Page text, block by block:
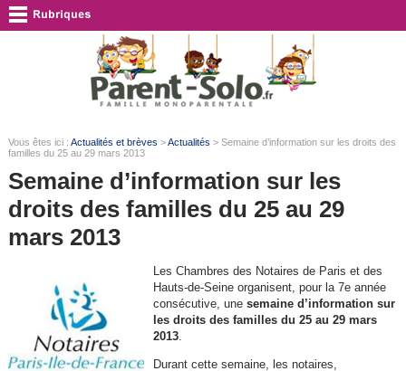
Vous êtes ici : Actualités et brèves >Actualités > Semaine d’information sur les droits des
familles du 25 au 29 mars 2013
Semaine d’information sur les
droits des familles du 25 au 29
mars 2013
Les Chambres des Notaires de Paris et des
Hauts-de-Seine organisent, pour la 7e année
consécutive, une semaine d’information sur
les droits des familles du 25 au 29 mars
2013.
Durant cette semaine, les notaires,